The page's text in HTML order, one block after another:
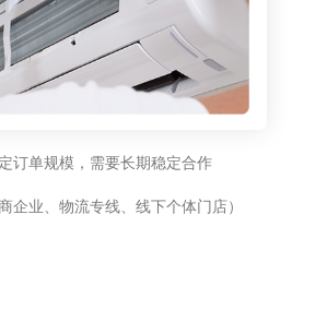
订单规模，需要长期稳定合作
企业、物流专线、线下个体门店）